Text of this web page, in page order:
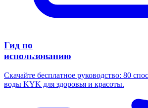
Гид по
использованию
Скачайте бесплатное руководство: 80
воды KYK для здоровья и красоты.